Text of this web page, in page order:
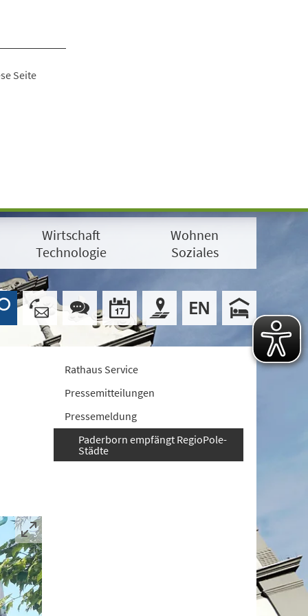
Seite
Wirtschaft
Technologie
Wohnen
Soziales
Rathaus Service
Pressemitteilungen
Pressemeldung
Paderborn empfängt RegioPole-
Städte